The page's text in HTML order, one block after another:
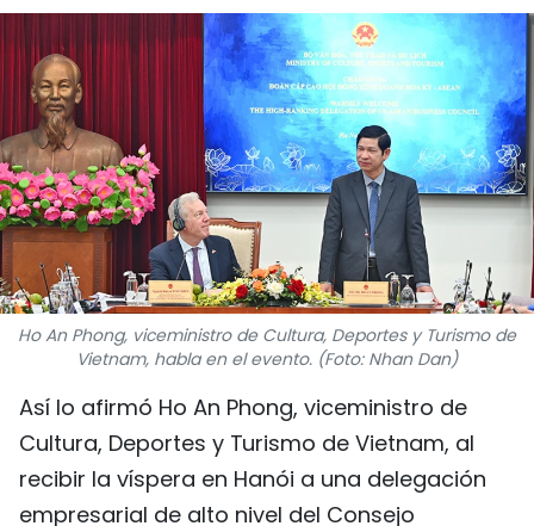
INTERNACIONAL
DEPORTES
VIAJES
PUENTE DE AMISTAD
HISTORIAS MULTIMEDIA
FOTOGRAFÍA
TIẾNG VIỆT
ENGLISH
Ho An Phong, viceministro de Cultura, Deportes y Turismo de
Vietnam, habla en el evento. (Foto: Nhan Dan)
Así lo afirmó Ho An Phong, viceministro de
Cultura, Deportes y Turismo de Vietnam, al
recibir la víspera en Hanói a una delegación
empresarial de alto nivel del Consejo